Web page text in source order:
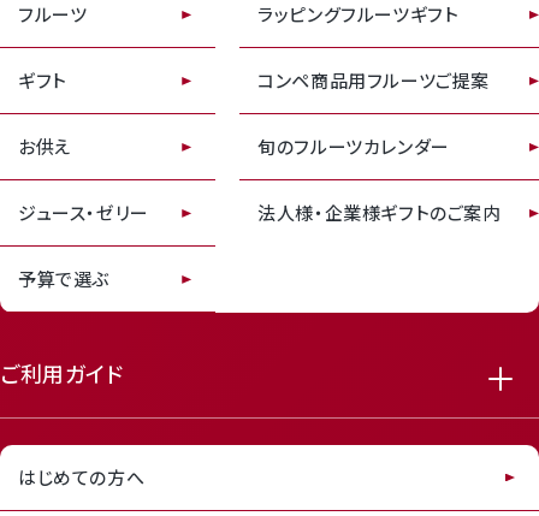
receipt_long contact_support
フルーツ
ギフト
お供え
ジュース・ゼリー
予算で選ぶ
ラッピングフルーツギフト
コンペ商品用フルーツご提案
旬のフルーツカレンダー
法人様・企業様ギフトのご案内
ご利用ガイド
はじめての方へ